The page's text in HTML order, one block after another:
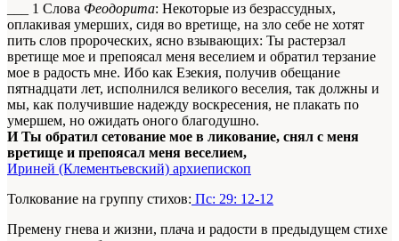
1 Слова Феодорита: Некоторые из безрассудных,
оплакивая умерших, сидя во вретище, на зло себе не хотят
пить слов пророческих, ясно взывающих: Ты растерзал
вретище мое и препоясал меня веселием и обратил терзание
мое в радость мне. Ибо как Езекия, получив обещание
пятнадцати лет, исполнился великого веселия, так должны и
мы, как получившие надежду воскресения, не плакать по
умершем, но ожидать оного благодушно.
И Ты обратил сетование мое в ликование, снял с меня
вретище и препоясал меня веселием,
Ириней (Клементьевский) архиепископ
Толкование на группу стихов: Пс: 29: 12-12
Премену гнева и жизни, плача и радости в предыдущем стихе